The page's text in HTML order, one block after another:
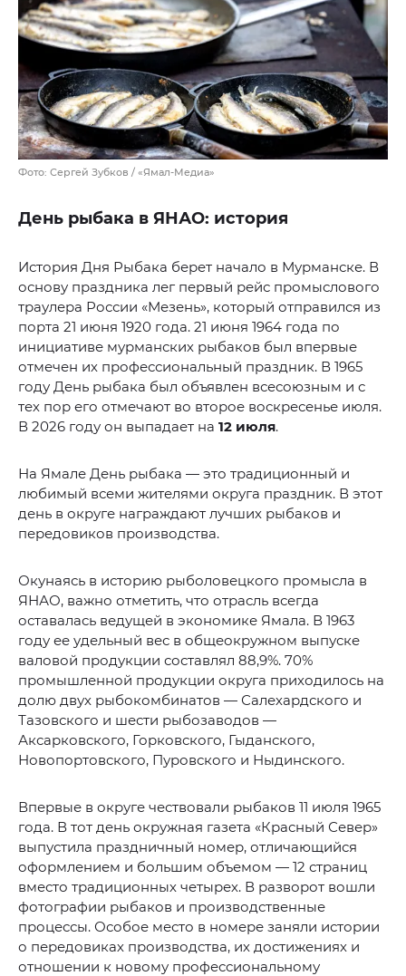
Фото: Сергей Зубков / «Ямал-Медиа»
День рыбака в ЯНАО: история
История Дня Рыбака берет начало в Мурманске. В
основу праздника лег первый рейс промыслового
траулера России «Мезень», который отправился из
порта 21 июня 1920 года. 21 июня 1964 года по
инициативе мурманских рыбаков был впервые
отмечен их профессиональный праздник. В 1965
году День рыбака был объявлен всесоюзным и с
тех пор его отмечают во второе воскресенье июля.
В 2026 году он выпадает на 12 июля.
На Ямале День рыбака — это традиционный и
любимый всеми жителями округа праздник. В этот
день в округе награждают лучших рыбаков и
передовиков производства.
Окунаясь в историю рыболовецкого промысла в
ЯНАО, важно отметить, что отрасль всегда
оставалась ведущей в экономике Ямала. В 1963
году ее удельный вес в общеокружном выпуске
валовой продукции составлял 88,9%. 70%
промышленной продукции округа приходилось на
долю двух рыбокомбинатов — Салехардского и
Тазовского и шести рыбозаводов —
Аксарковского, Горковского, Гыданского,
Новопортовского, Пуровского и Ныдинского.
Впервые в округе чествовали рыбаков 11 июля 1965
года. В тот день окружная газета «Красный Север»
выпустила праздничный номер, отличающийся
оформлением и большим объемом — 12 страниц
вместо традиционных четырех. В разворот вошли
фотографии рыбаков и производственные
процессы. Особое место в номере заняли истории
о передовиках производства, их достижениях и
отношении к новому профессиональному